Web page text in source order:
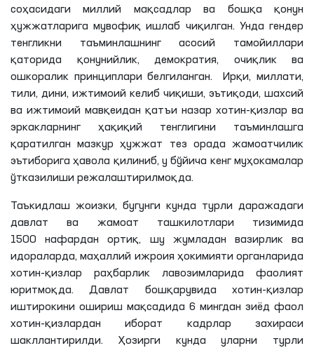
соҳасидаги миллий мақсадлар ва бошқа қонун
ҳужжатларига мувофиқ ишлаб чиқилган. Унда гендер
тенгликни таъминлашнинг асосий тамойиллари
қаторида қонунийлик, демократия, очиқлик ва
ошкоралик принциплари белгиланган. Ирқи, миллати,
тили, дини, ижтимоий келиб чиқиши, эътиқоди, шахсий
ва ижтимоий мавқеидан қатъи назар хотин-қизлар ва
эркакларнинг ҳақиқий тенглигини таъминлашга
қаратилган мазкур ҳужжат тез орада жамоатчилик
эътиборига ҳавола қилиниб, у бўйича кенг муҳокамалар
ўтказилиши режалаштирилмоқда.
Таъкидлаш жоизки, бугунги кунда турли даражадаги
давлат ва жамоат ташкилотлари тизимида
1500 нафардан ортиқ, шу жумладан вазирлик ва
идораларда, маҳаллий ижроия ҳокимияти органларида
хотин-қизлар раҳбарлик лавозимларида фаолият
юритмоқда. Давлат бошқарувида хотин-қизлар
иштирокини ошириш мақсадида 6 мингдан зиёд фаол
хотин-қизлардан иборат кадрлар захираси
шакллантирилди. Ҳозирги кунда уларни турли